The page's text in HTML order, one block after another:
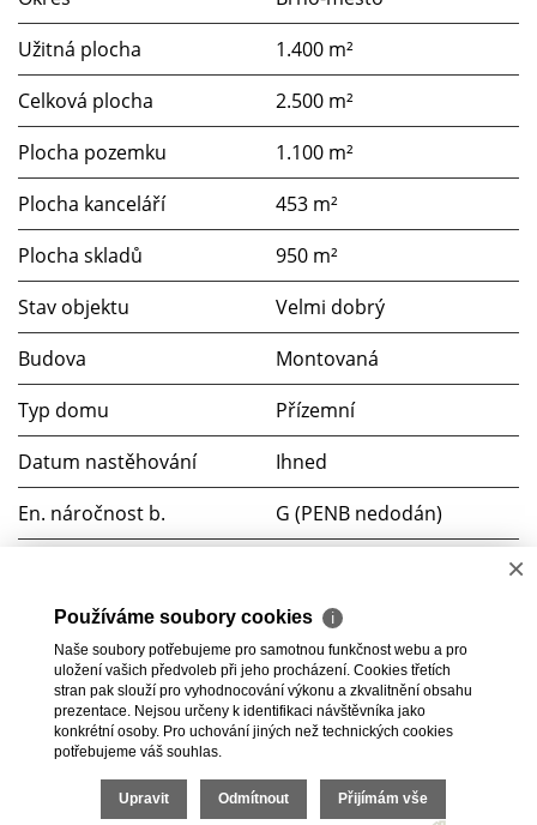
Užitná plocha
1.400 m²
Celková plocha
2.500 m²
Plocha pozemku
1.100 m²
Plocha kanceláří
453 m²
Plocha skladů
950 m²
Stav objektu
Velmi dobrý
Budova
Montovaná
Typ domu
Přízemní
Datum nastěhování
Ihned
En. náročnost b.
G (PENB nedodán)
Telekomunikace
Internet
Voda
Dálkový vodovod
Zdroj teplé vody
Plynový kotel
2026 © BC Commerce s.r.o., všechna práva vyhrazena |
Povinně zveřejňované informace
×
Používáme soubory cookies ℹ
Naše soubory potřebujeme pro samotnou funkčnost webu a pro
uložení vašich předvoleb při jeho procházení. Cookies třetích
stran pak slouží pro vyhodnocování výkonu a zkvalitnění obsahu
prezentace. Nejsou určeny k identifikaci návštěvníka jako
konkrétní osoby. Pro uchování jiných než technických cookies
potřebujeme váš souhlas.
Upravit Odmítnout Přijímám vše